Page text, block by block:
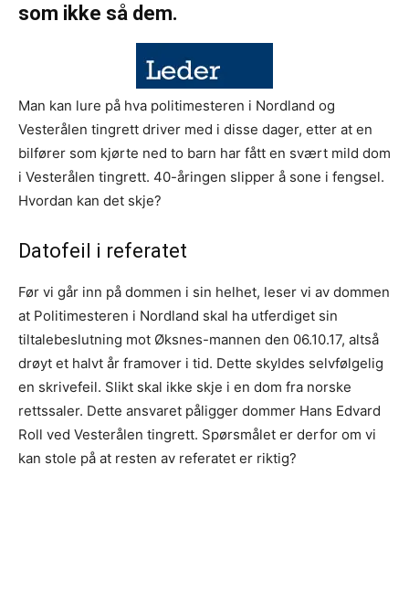
som ikke så dem.
Man kan lure på hva politimesteren i Nordland og
Vesterålen tingrett driver med i disse dager, etter at en
bilfører som kjørte ned to barn har fått en svært mild dom
i Vesterålen tingrett. 40-åringen slipper å sone i fengsel.
Hvordan kan det skje?
Datofeil i referatet
Før vi går inn på dommen i sin helhet, leser vi av dommen
at Politimesteren i Nordland skal ha utferdiget sin
tiltalebeslutning mot Øksnes-mannen den 06.10.17, altså
drøyt et halvt år framover i tid. Dette skyldes selvfølgelig
en skrivefeil. Slikt skal ikke skje i en dom fra norske
rettssaler. Dette ansvaret påligger dommer Hans Edvard
Roll ved Vesterålen tingrett. Spørsmålet er derfor om vi
kan stole på at resten av referatet er riktig?